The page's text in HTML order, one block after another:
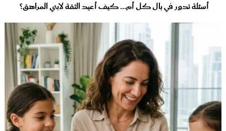
أسئلة تدور في بال كل أم... كيف أعيد الثقة لابني المراهق؟